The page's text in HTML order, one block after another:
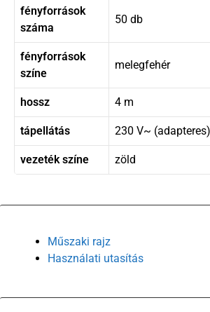
fényforrások
száma
50 db
fényforrások
színe
melegfehér
hossz 4 m
tápellátás 230 V~ (adapteres)
vezeték színe zöld
Műszaki rajz
Használati utasítás